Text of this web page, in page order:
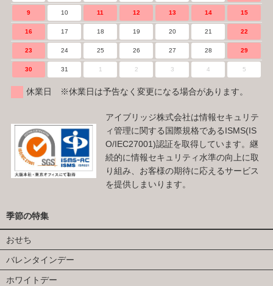
9 10 11 12 13 14 15
16 17 18 19 20 21 22
23 24 25 26 27 28 29
30 31 1 2 3 4 5
休業日 ※休業日は予告なく変更になる場合があります。
アイブリッジ株式会社は情報セキュリテ
ィ管理に関する国際規格であるISMS(IS
O/IEC27001)認証を取得しています。継
続的に情報セキュリティ水準の向上に取
り組み、お客様の期待に応えるサービス
を提供しまいります。
季節の特集
おせち
バレンタインデー
ホワイトデー